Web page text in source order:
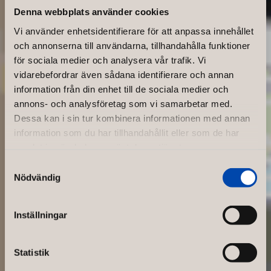
Denna webbplats använder cookies
Vi använder enhetsidentifierare för att anpassa innehållet
och annonserna till användarna, tillhandahålla funktioner
för sociala medier och analysera vår trafik. Vi
vidarebefordrar även sådana identifierare och annan
information från din enhet till de sociala medier och
annons- och analysföretag som vi samarbetar med.
Dessa kan i sin tur kombinera informationen med annan
information som du har tillhandahållit eller som de har
Nödvändig
Inställningar
Statistik
Popup
tänka på?
Något nytt poppar upp,
något intressant och tillfälligt